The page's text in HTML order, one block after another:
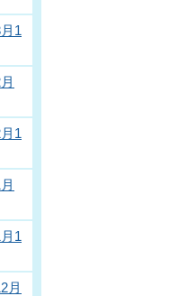
1
1
1
月